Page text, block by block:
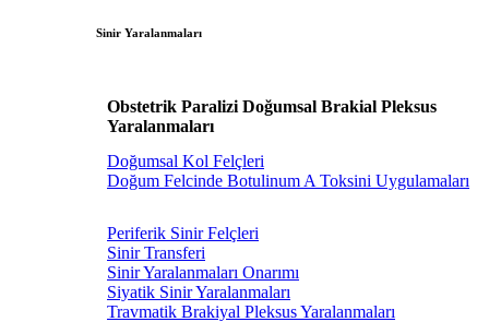
Sinir Yaralanmaları
Obstetrik Paralizi Doğumsal Brakial Pleksus
Yaralanmaları
Doğumsal Kol Felçleri
Doğum Felcinde Botulinum A Toksini Uygulamaları
Periferik Sinir Felçleri
Sinir Transferi
Sinir Yaralanmaları Onarımı
Siyatik Sinir Yaralanmaları
Travmatik Brakiyal Pleksus Yaralanmaları